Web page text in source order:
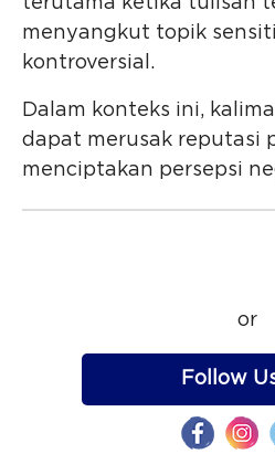
menyangkut topik
kontroversial.
Dalam konteks ini,
dapat merusak reputasi
menciptakan persepsi
or
Follow